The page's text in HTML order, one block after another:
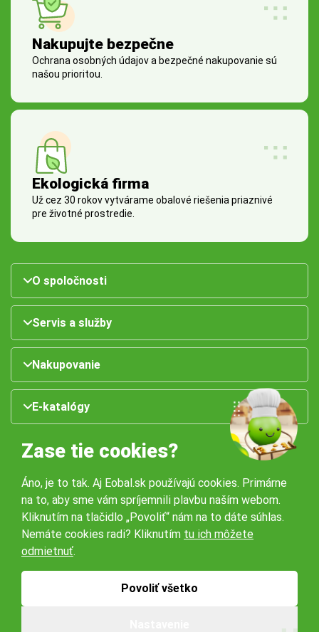
Nakupujte bezpečne
Ochrana osobných údajov a bezpečné nakupovanie sú
našou prioritou.
Ekologická firma
Už cez 30 rokov vytvárame obalové riešenia priaznivé
pre životné prostredie.
O spoločnosti
Servis a služby
Nakupovanie
E-katalógy
Naše pobočky:
Obchodné podmienky
Zase tie cookies?
Áno, je to tak. Aj Eobal.sk používajú cookies. Primárne
na to, aby sme vám spríjemnili plavbu naším webom.
Kliknutím na tlačidlo „Povoliť“ nám na to dáte súhlas.
Nemáte cookies radi? Kliknutím tu ich môžete
odmietnuť.
Povoliť všetko